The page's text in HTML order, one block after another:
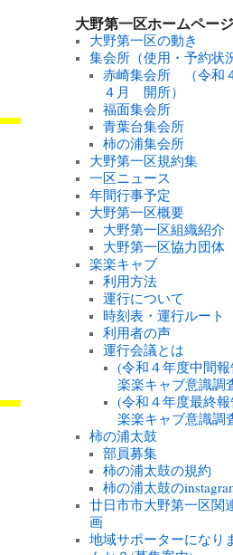
大野第一区ホームページ
大野第一区の動き
集会所（使用・予約状
赤崎集会所 （令和
４月 開所）
福面集会所
青葉台集会所
柿の浦集会所
大野第一区規約集
一区ニュース
年間行事予定
大野第一区概要
大野第一区組織紹介
大野第一区協力団体
楽楽キャブ
利用方法
運行について
時刻表・運行ルート
利用者の声
運行会議とは
(令和４年度中間
楽楽キャブ意識調
(令和４年度最終
楽楽キャブ意識調
柿の浦太鼓
部員募集
柿の浦太鼓の規約
柿の浦太鼓の
廿日市市大野第一区関
画
地域サポーターになり